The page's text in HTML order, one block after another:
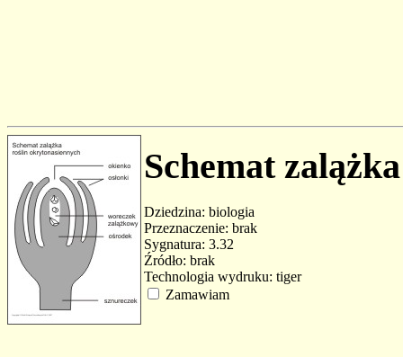
Schemat
Dziedzina: biologia
Przeznaczenie: brak
Sygnatura: 3.32
Źródło: brak
Technologia wydruku: tiger
Zamawiam